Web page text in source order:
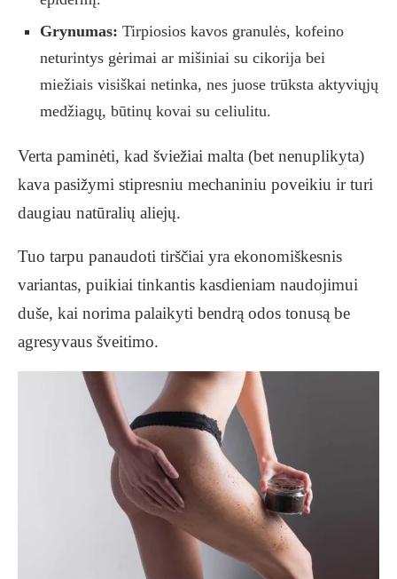
Grynumas: Tirpiosios kavos granulės, kofeino
neturintys gėrimai ar mišiniai su cikorija bei
miežiais visiškai netinka, nes juose trūksta aktyviųjų
medžiagų, būtinų kovai su celiulitu.
Verta paminėti, kad šviežiai malta (bet nenuplikyta)
kava pasižymi stipresniu mechaniniu poveikiu ir turi
daugiau natūralių aliejų.
Tuo tarpu panaudoti tirščiai yra ekonomiškesnis
variantas, puikiai tinkantis kasdieniam naudojimui
duše, kai norima palaikyti bendrą odos tonusą be
agresyvaus šveitimo.